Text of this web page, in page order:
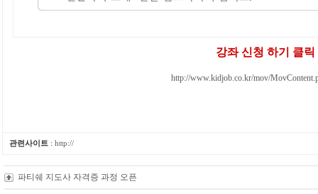
강좌 신청 하기 클릭
http://www.kidjob.co.kr/mov/
관련사이트 : http://
파티쉐 지도사 자격증 과정 오픈